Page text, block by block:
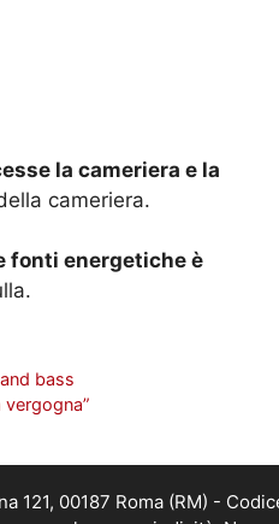
la cameriera e la
cameriera.
fonti energetiche è
bass
121, 00187 Roma (RM) -